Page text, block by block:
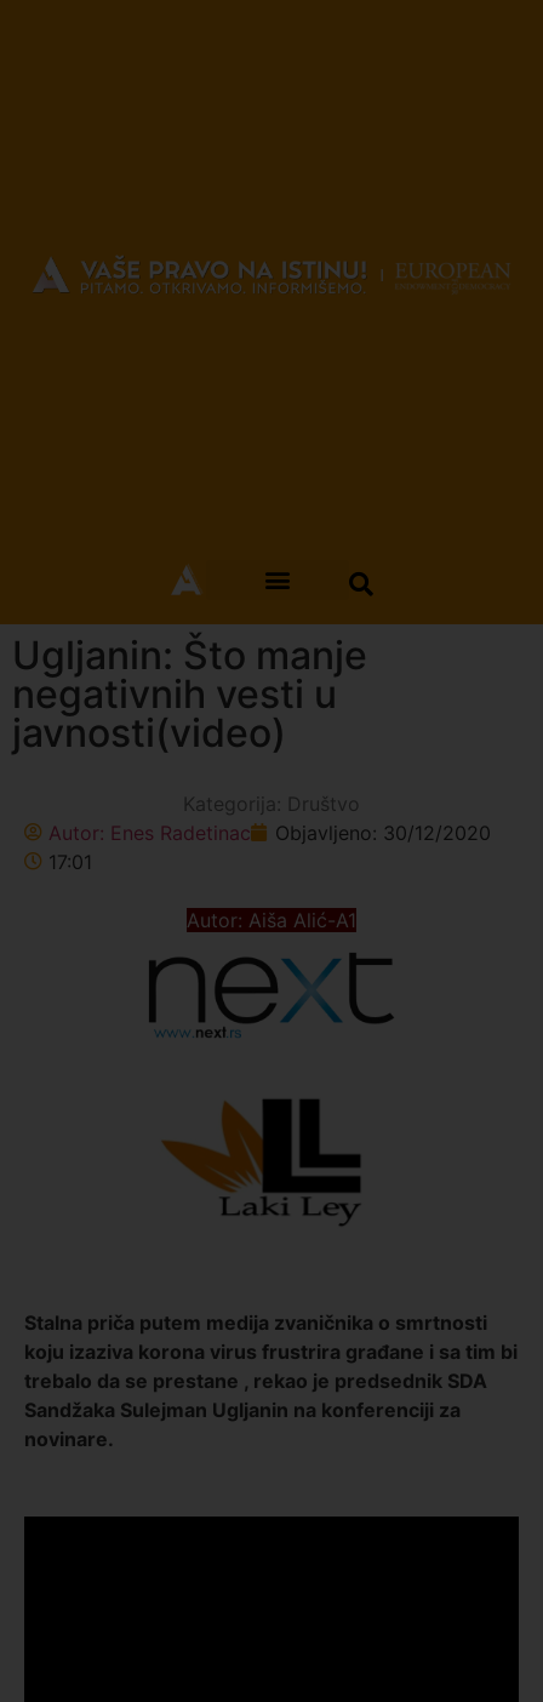
Ugljanin: Što manje
negativnih vesti u
javnosti(video)
Kategorija: Društvo
Autor: Enes Radetinac Objavljeno: 30/12/2020
17:01
Autor: Aiša Alić-A1
Stalna priča putem medija zvaničnika o smrtnosti
koju izaziva korona virus frustrira građane i sa tim bi
trebalo da se prestane , rekao je predsednik SDA
Sandžaka Sulejman Ugljanin na konferenciji za
novinare.